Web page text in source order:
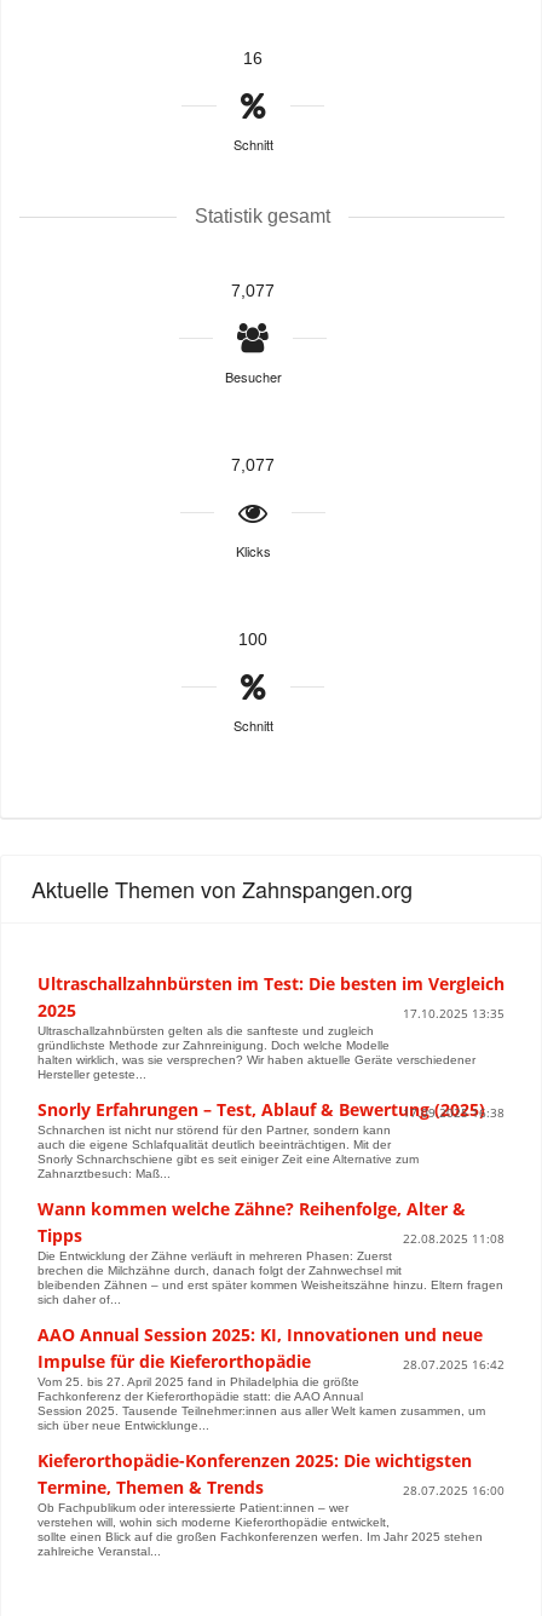
16
Schnitt
Statistik gesamt
7,077
Besucher
7,077
Klicks
100
Schnitt
Aktuelle Themen von Zahnspangen.org
Ultraschallzahnbürsten im Test: Die besten im Vergleich
2025
17.10.2025 13:35
Ultraschallzahnbürsten gelten als die sanfteste und zugleich
gründlichste Methode zur Zahnreinigung. Doch welche Modelle
halten wirklich, was sie versprechen? Wir haben aktuelle Geräte verschiedener
Hersteller geteste...
Snorly Erfahrungen – Test, Ablauf & Bewertung (2025)
17.09.2025 16:38
Schnarchen ist nicht nur störend für den Partner, sondern kann
auch die eigene Schlafqualität deutlich beeinträchtigen. Mit der
Snorly Schnarchschiene gibt es seit einiger Zeit eine Alternative zum
Zahnarztbesuch: Maß...
Wann kommen welche Zähne? Reihenfolge, Alter &
Tipps
22.08.2025 11:08
Die Entwicklung der Zähne verläuft in mehreren Phasen: Zuerst
brechen die Milchzähne durch, danach folgt der Zahnwechsel mit
bleibenden Zähnen – und erst später kommen Weisheitszähne hinzu. Eltern fragen
sich daher of...
AAO Annual Session 2025: KI, Innovationen und neue
Impulse für die Kieferorthopädie
28.07.2025 16:42
Vom 25. bis 27. April 2025 fand in Philadelphia die größte
Fachkonferenz der Kieferorthopädie statt: die AAO Annual
Session 2025. Tausende Teilnehmer:innen aus aller Welt kamen zusammen, um
sich über neue Entwicklunge...
Kieferorthopädie-Konferenzen 2025: Die wichtigsten
Termine, Themen & Trends
28.07.2025 16:00
Ob Fachpublikum oder interessierte Patient:innen – wer
verstehen will, wohin sich moderne Kieferorthopädie entwickelt,
sollte einen Blick auf die großen Fachkonferenzen werfen. Im Jahr 2025 stehen
zahlreiche Veranstal...